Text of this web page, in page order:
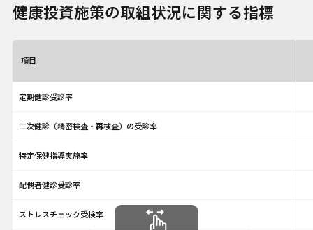
健康投資施策の取組状況に関する指標
項目
定期健診受診率
二次健診（精密検査・再検査）の受診率
特定保健指導実施率
配偶者健診受診率
ストレスチェック受検率